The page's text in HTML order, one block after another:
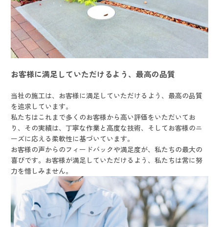
お客様に満足していただけるよう、最高の品質
当社の施工は、お客様に満足していただけるよう、最高の品質
を追求しています。
私たちはこれまで多くのお客様から高い評価をいただいてお
り、その実績は、丁寧な作業と高度な技術、そしてお客様のニ
ーズに応える柔軟性に基づいています。
お客様の声からのフィードバックや満足度が、私たちの最大の
喜びです。お客様が満足していただけるよう、私たちは常に努
力を惜しみません。